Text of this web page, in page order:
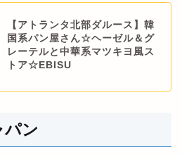
【アトランタ北部ダルース】韓
国系パン屋さん☆ヘーゼル＆グ
レーテルと中華系マツキヨ風ス
トア☆EBISU
パン